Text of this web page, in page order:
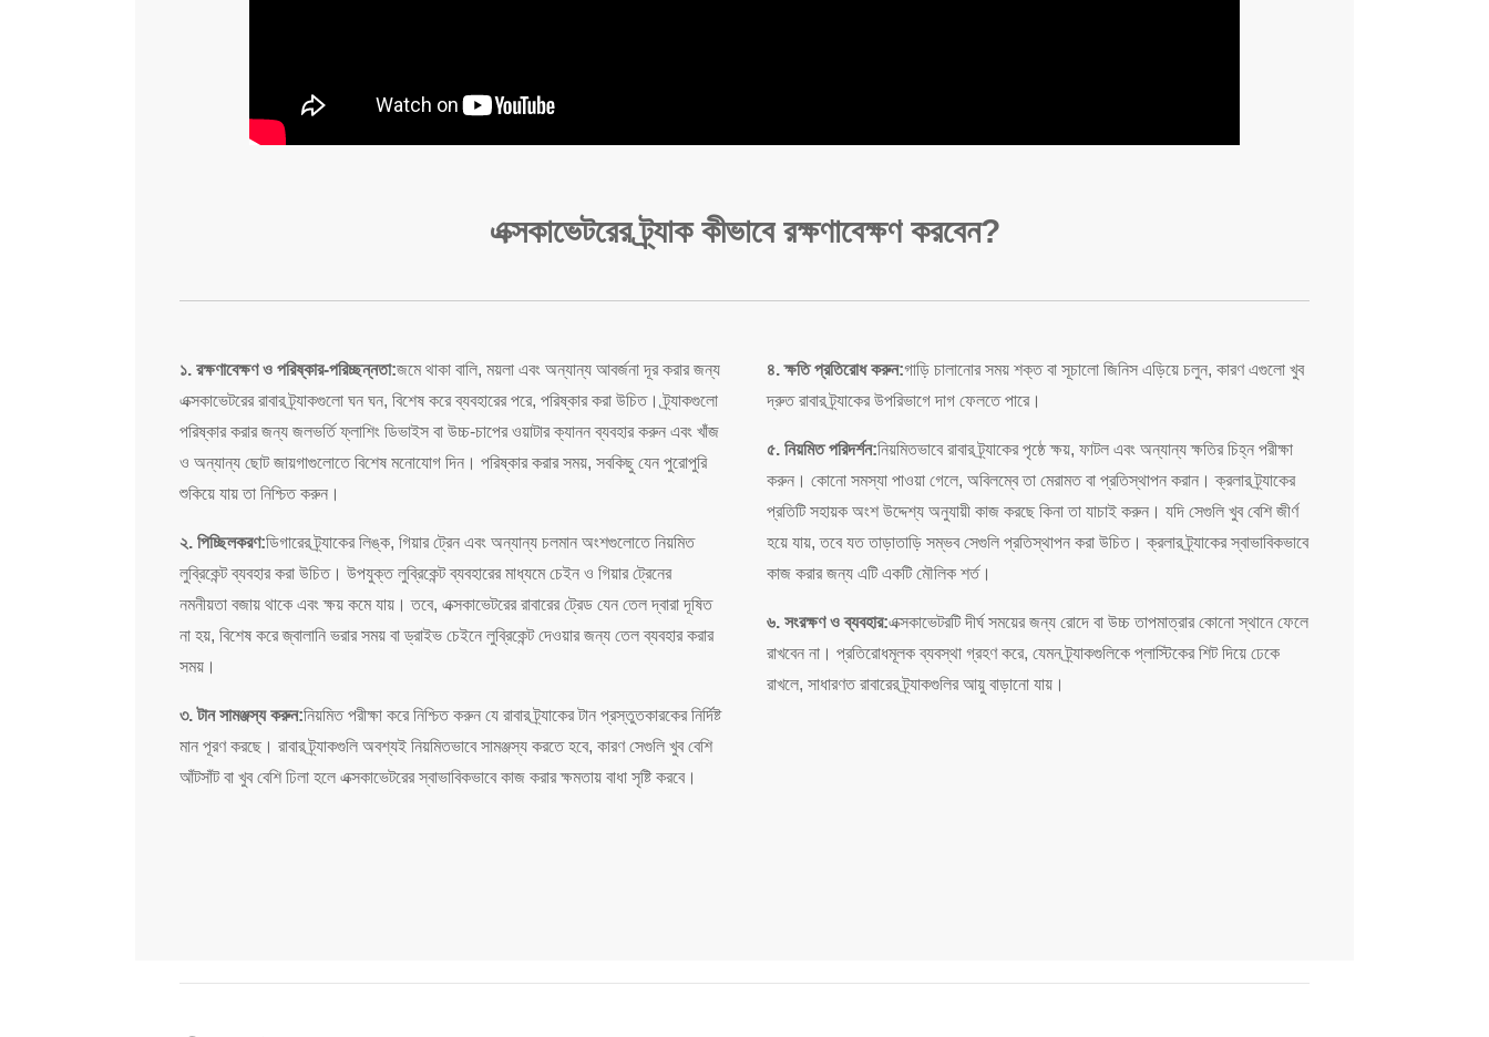
এক্সকাভেটরের ট্র্যাক কীভাবে রক্ষণাবেক্ষণ করবেন?
১. রক্ষণাবেক্ষণ ও পরিষ্কার-পরিচ্ছন্নতা:জমে থাকা বালি, ময়লা এবং অন্যান্য আবর্জনা দূর করার জন্য
এক্সকাভেটরের রাবার ট্র্যাকগুলো ঘন ঘন, বিশেষ করে ব্যবহারের পরে, পরিষ্কার করা উচিত। ট্র্যাকগুলো
পরিষ্কার করার জন্য জলভর্তি ফ্লাশিং ডিভাইস বা উচ্চ-চাপের ওয়াটার ক্যানন ব্যবহার করুন এবং খাঁজ
ও অন্যান্য ছোট জায়গাগুলোতে বিশেষ মনোযোগ দিন। পরিষ্কার করার সময়, সবকিছু যেন পুরোপুরি
শুকিয়ে যায় তা নিশ্চিত করুন।
২. পিচ্ছিলকরণ:ডিগারের ট্র্যাকের লিঙ্ক, গিয়ার ট্রেন এবং অন্যান্য চলমান অংশগুলোতে নিয়মিত
লুব্রিকেন্ট ব্যবহার করা উচিত। উপযুক্ত লুব্রিকেন্ট ব্যবহারের মাধ্যমে চেইন ও গিয়ার ট্রেনের
নমনীয়তা বজায় থাকে এবং ক্ষয় কমে যায়। তবে, এক্সকাভেটরের রাবারের ট্রেড যেন তেল দ্বারা দূষিত
না হয়, বিশেষ করে জ্বালানি ভরার সময় বা ড্রাইভ চেইনে লুব্রিকেন্ট দেওয়ার জন্য তেল ব্যবহার করার
সময়।
৩. টান সামঞ্জস্য করুন:নিয়মিত পরীক্ষা করে নিশ্চিত করুন যে রাবার ট্র্যাকের টান প্রস্তুতকারকের নির্দিষ্ট
মান পূরণ করছে। রাবার ট্র্যাকগুলি অবশ্যই নিয়মিতভাবে সামঞ্জস্য করতে হবে, কারণ সেগুলি খুব বেশি
আঁটসাঁট বা খুব বেশি ঢিলা হলে এক্সকাভেটরের স্বাভাবিকভাবে কাজ করার ক্ষমতায় বাধা সৃষ্টি করবে।
৪. ক্ষতি প্রতিরোধ করুন:গাড়ি চালানোর সময় শক্ত বা সূচালো জিনিস এড়িয়ে চলুন, কারণ এগুলো খুব
দ্রুত রাবার ট্র্যাকের উপরিভাগে দাগ ফেলতে পারে।
৫. নিয়মিত পরিদর্শন:নিয়মিতভাবে রাবার ট্র্যাকের পৃষ্ঠে ক্ষয়, ফাটল এবং অন্যান্য ক্ষতির চিহ্ন পরীক্ষা
করুন। কোনো সমস্যা পাওয়া গেলে, অবিলম্বে তা মেরামত বা প্রতিস্থাপন করান। ক্রলার ট্র্যাকের
প্রতিটি সহায়ক অংশ উদ্দেশ্য অনুযায়ী কাজ করছে কিনা তা যাচাই করুন। যদি সেগুলি খুব বেশি জীর্ণ
হয়ে যায়, তবে যত তাড়াতাড়ি সম্ভব সেগুলি প্রতিস্থাপন করা উচিত। ক্রলার ট্র্যাকের স্বাভাবিকভাবে
কাজ করার জন্য এটি একটি মৌলিক শর্ত।
৬. সংরক্ষণ ও ব্যবহার:এক্সকাভেটরটি দীর্ঘ সময়ের জন্য রোদে বা উচ্চ তাপমাত্রার কোনো স্থানে ফেলে
রাখবেন না। প্রতিরোধমূলক ব্যবস্থা গ্রহণ করে, যেমন ট্র্যাকগুলিকে প্লাস্টিকের শিট দিয়ে ঢেকে
রাখলে, সাধারণত রাবারের ট্র্যাকগুলির আয়ু বাড়ানো যায়।